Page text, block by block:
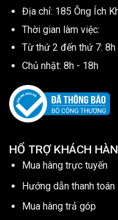
Địa chỉ: 185 Ông Ích
Thời gian làm việc:
Từ thứ 2 đến thứ 7: 8h
Chủ nhật: 8h - 18h
HỔ TRỢ KHÁCH
Mua hàng trực tuyến
Hướng dẫn thanh toán
Mua hàng trả góp